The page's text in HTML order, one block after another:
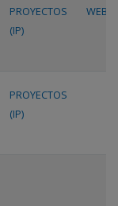
PROYECTOS
(IP)
WEB
PROYECTOS
(IP)